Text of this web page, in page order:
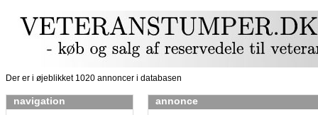
Der er i øjeblikket 1020 annoncer i databasen
navigation
annonce